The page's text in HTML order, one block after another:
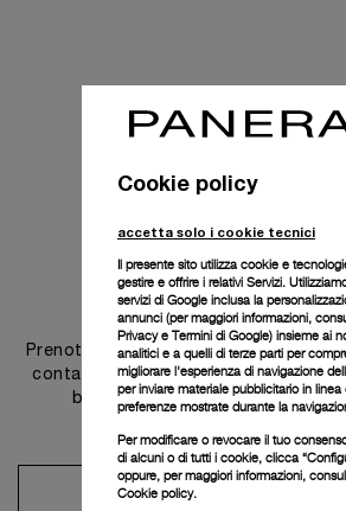
Contattaci
Prenota un appuntamento in una
contatta il nostro concierge per
beneficiare dei consigli e dei
Prendi un
Cookie policy
accetta solo i cookie tecnici
Il presente sito utilizza cookie e
gestire e offrire i relativi Servizi.
servizi di Google inclusa la
annunci (per maggiori informazioni,
Privacy e Termini di Google) insieme ai
analitici e a quelli di terze parti per
migliorare l'esperienza di navigazione
per inviare materiale pubblicitario in linea
preferenze mostrate durante la
Per modificare o revocare il tuo
di alcuni o di tutti i cookie, clicca
oppure, per maggiori informazioni,
Cookie policy.